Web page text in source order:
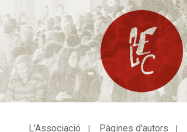
L'Associació Pàgines d'autors